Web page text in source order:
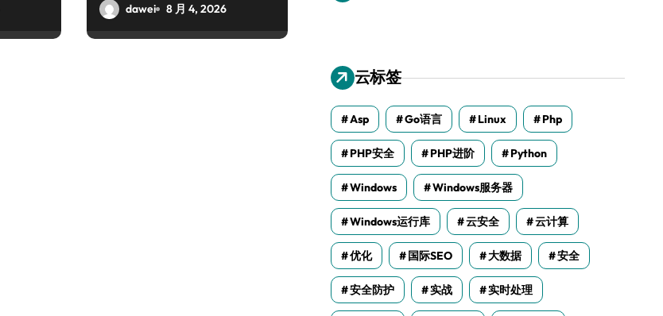
dawei 8 月 4, 2026
云标签
Asp Go语言 Linux Php
PHP安全 PHP进阶 Python
Windows Windows服务器
Windows运行库 云安全 云计算
优化 国际SEO 大数据 安全
安全防护 实战 实时处理